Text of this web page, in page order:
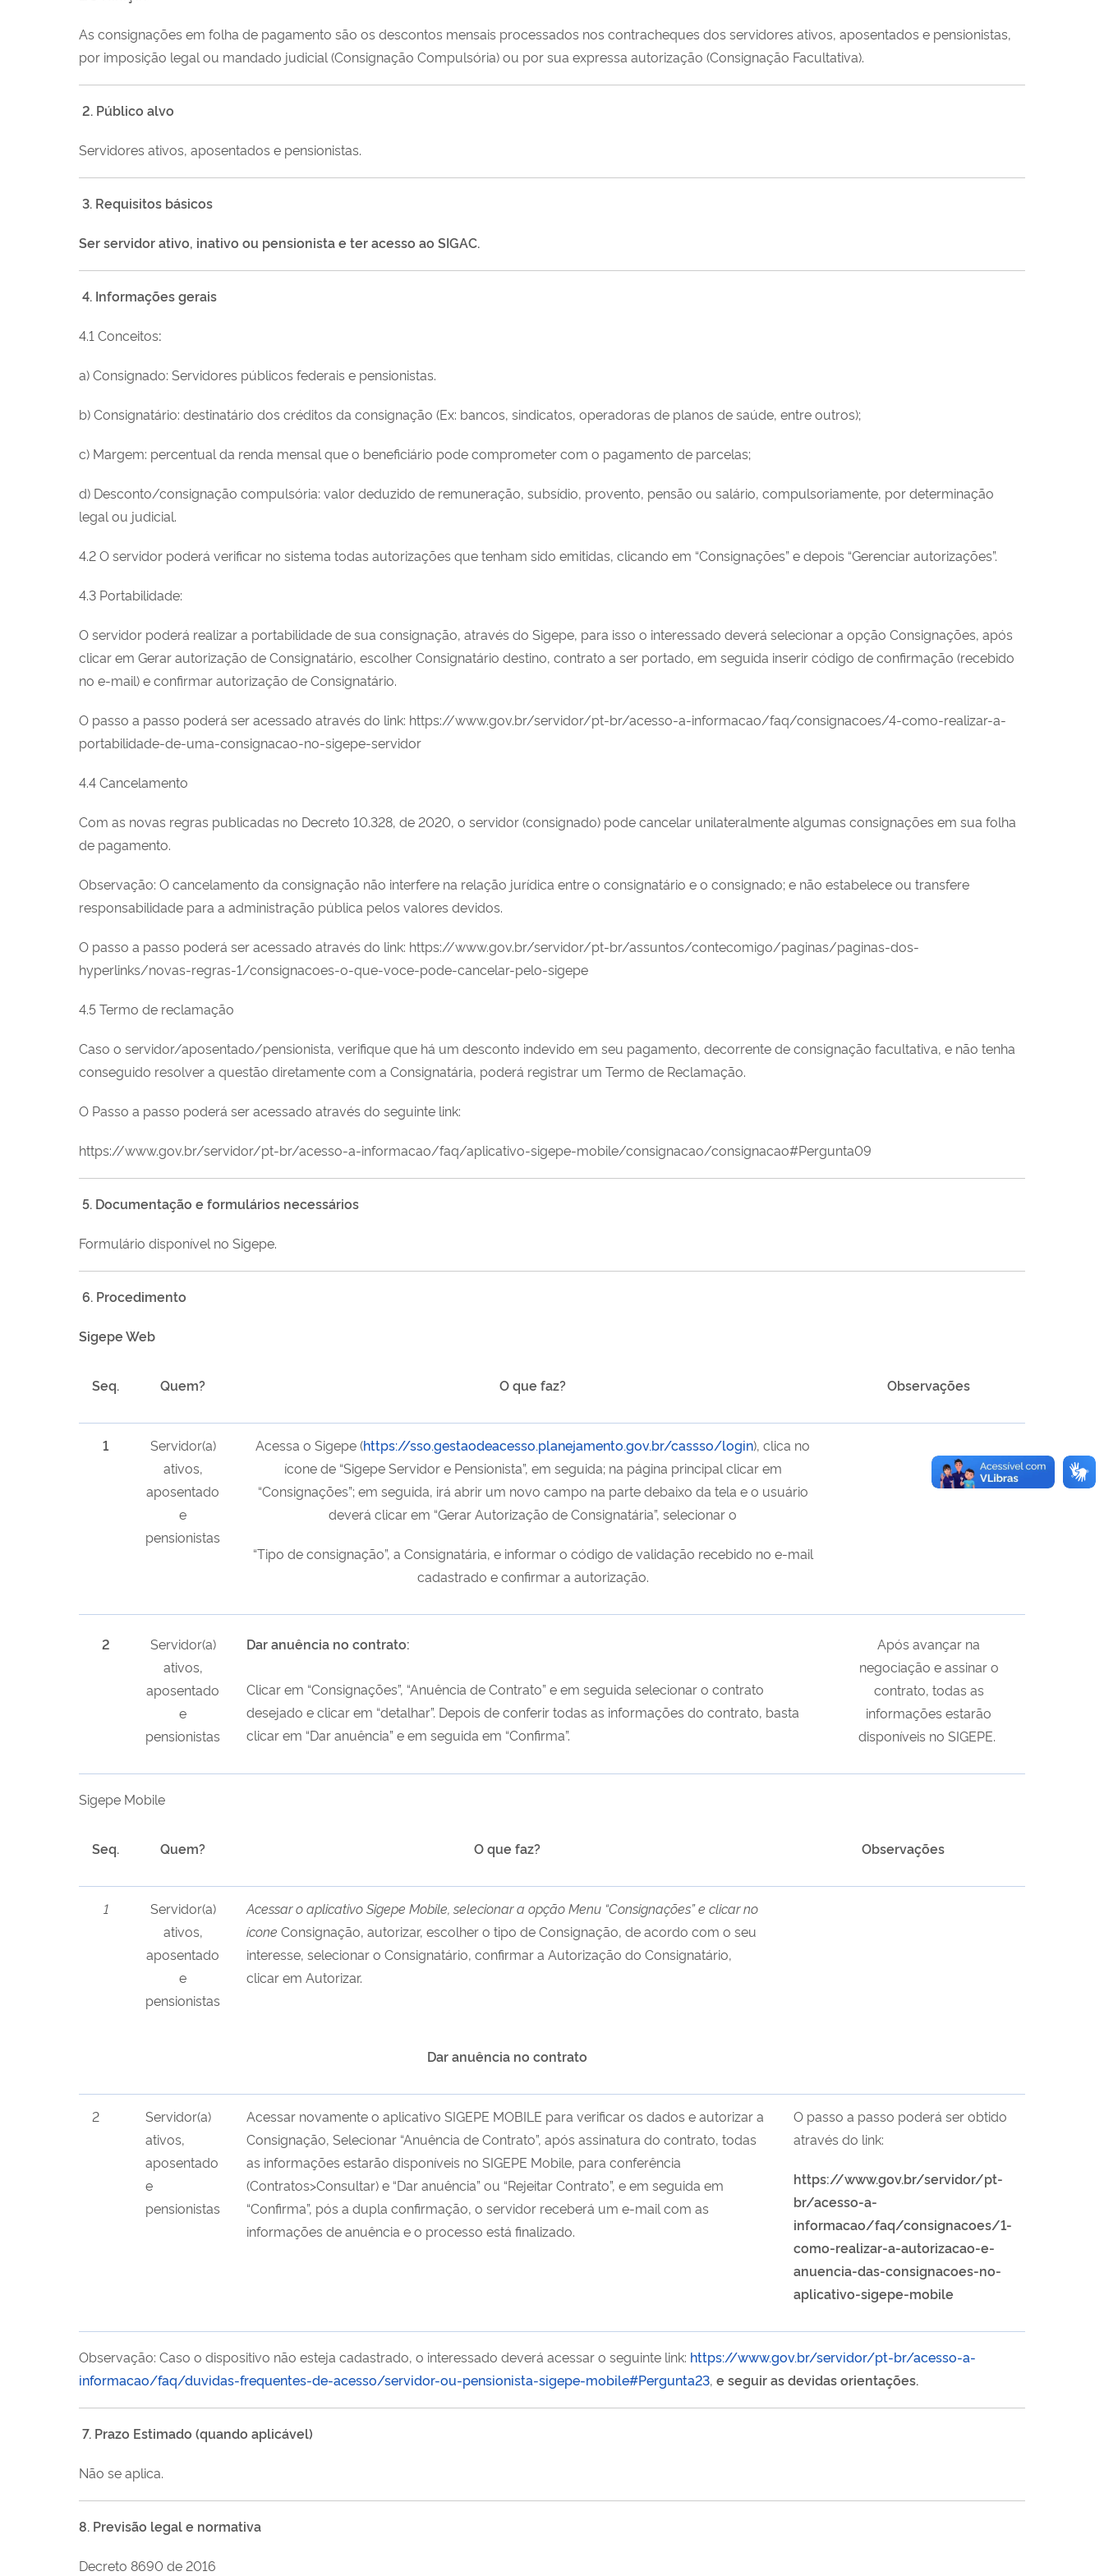
As consignações em folha de pagamento são os descontos mensais processados nos contracheques dos servidores ativos, aposentados e pensionistas,
por imposição legal ou mandado judicial (Consignação Compulsória) ou por sua expressa autorização (Consignação Facultativa).
2. Público alvo
Servidores ativos, aposentados e pensionistas.
3. Requisitos básicos
Ser servidor ativo, inativo ou pensionista e ter acesso ao SIGAC.
4. Informações gerais
4.1 Conceitos:
a) Consignado: Servidores públicos federais e pensionistas.
b) Consignatário: destinatário dos créditos da consignação (Ex: bancos, sindicatos, operadoras de planos de saúde, entre outros);
c) Margem: percentual da renda mensal que o beneficiário pode comprometer com o pagamento de parcelas;
d) Desconto/consignação compulsória: valor deduzido de remuneração, subsídio, provento, pensão ou salário, compulsoriamente, por determinação
legal ou judicial.
4.2 O servidor poderá verificar no sistema todas autorizações que tenham sido emitidas, clicando em “Consignações” e depois “Gerenciar autorizações”.
4.3 Portabilidade:
O servidor poderá realizar a portabilidade de sua consignação, através do Sigepe, para isso o interessado deverá selecionar a opção Consignações, após
clicar em Gerar autorização de Consignatário, escolher Consignatário destino, contrato a ser portado, em seguida inserir código de confirmação (recebido
no e-mail) e confirmar autorização de Consignatário.
O passo a passo poderá ser acessado através do link: https://www.gov.br/servidor/pt-br/acesso-a-informacao/faq/consignacoes/4-como-realizar-a-
portabilidade-de-uma-consignacao-no-sigepe-servidor
4.4 Cancelamento
Com as novas regras publicadas no Decreto 10.328, de 2020, o servidor (consignado) pode cancelar unilateralmente algumas consignações em sua folha
de pagamento.
Observação: O cancelamento da consignação não interfere na relação jurídica entre o consignatário e o consignado; e não estabelece ou transfere
responsabilidade para a administração pública pelos valores devidos.
O passo a passo poderá ser acessado através do link: https://www.gov.br/servidor/pt-br/assuntos/contecomigo/paginas/paginas-dos-
hyperlinks/novas-regras-1/consignacoes-o-que-voce-pode-cancelar-pelo-sigepe
4.5 Termo de reclamação
Caso o servidor/aposentado/pensionista, verifique que há um desconto indevido em seu pagamento, decorrente de consignação facultativa, e não tenha
conseguido resolver a questão diretamente com a Consignatária, poderá registrar um Termo de Reclamação.
O Passo a passo poderá ser acessado através do seguinte link:
https://www.gov.br/servidor/pt-br/acesso-a-informacao/faq/aplicativo-sigepe-mobile/consignacao/consignacao#Pergunta09
5. Documentação e formulários necessários
Formulário disponível no Sigepe.
6. Procedimento
Sigepe Web
Seq. Quem? O que faz? Observações
1
Servidor(a)
ativos,
aposentado
e
pensionistas
Acessa o Sigepe (https://sso.gestaodeacesso.planejamento.gov.br/cassso/login), clica no
ícone de “Sigepe Servidor e Pensionista”, em seguida; na página principal clicar em
“Consignações”; em seguida, irá abrir um novo campo na parte debaixo da tela e o usuário
deverá clicar em “Gerar Autorização de Consignatária”, selecionar o
“Tipo de consignação”, a Consignatária, e informar o código de validação recebido no e-mail
cadastrado e confirmar a autorização.
2
Servidor(a)
ativos,
aposentado
e
pensionistas
Dar anuência no contrato:
Clicar em “Consignações”, “Anuência de Contrato” e em seguida selecionar o contrato
desejado e clicar em “detalhar”. Depois de conferir todas as informações do contrato, basta
clicar em “Dar anuência” e em seguida em “Confirma”.
Após avançar na
negociação e assinar o
contrato, todas as
informações estarão
disponíveis no SIGEPE.
Sigepe Mobile
Seq. Quem? O que faz? Observações
1
Servidor(a)
ativos,
aposentado
e
pensionistas
Acessar o aplicativo Sigepe Mobile, selecionar a opção Menu “Consignações” e clicar no
ícone Consignação, autorizar, escolher o tipo de Consignação, de acordo com o seu
interesse, selecionar o Consignatário, confirmar a Autorização do Consignatário,
clicar em Autorizar.
Dar anuência no contrato
2
Servidor(a)
ativos,
aposentado
e
pensionistas
Acessar novamente o aplicativo SIGEPE MOBILE para verificar os dados e autorizar a
Consignação, Selecionar “Anuência de Contrato”, após assinatura do contrato, todas
as informações estarão disponíveis no SIGEPE Mobile, para conferência
(Contratos>Consultar) e “Dar anuência” ou “Rejeitar Contrato”, e em seguida em
“Confirma”, pós a dupla confirmação, o servidor receberá um e-mail com as
informações de anuência e o processo está finalizado.
O passo a passo poderá ser obtido
através do link:
https://www.gov.br/servidor/pt-
br/acesso-a-
informacao/faq/consignacoes/1-
como-realizar-a-autorizacao-e-
anuencia-das-consignacoes-no-
aplicativo-sigepe-mobile
Observação: Caso o dispositivo não esteja cadastrado, o interessado deverá acessar o seguinte link: https://www.gov.br/servidor/pt-br/acesso-a-
informacao/faq/duvidas-frequentes-de-acesso/servidor-ou-pensionista-sigepe-mobile#Pergunta23, e seguir as devidas orientações.
7. Prazo Estimado (quando aplicável)
Não se aplica.
8. Previsão legal e normativa
Decreto 8690 de 2016